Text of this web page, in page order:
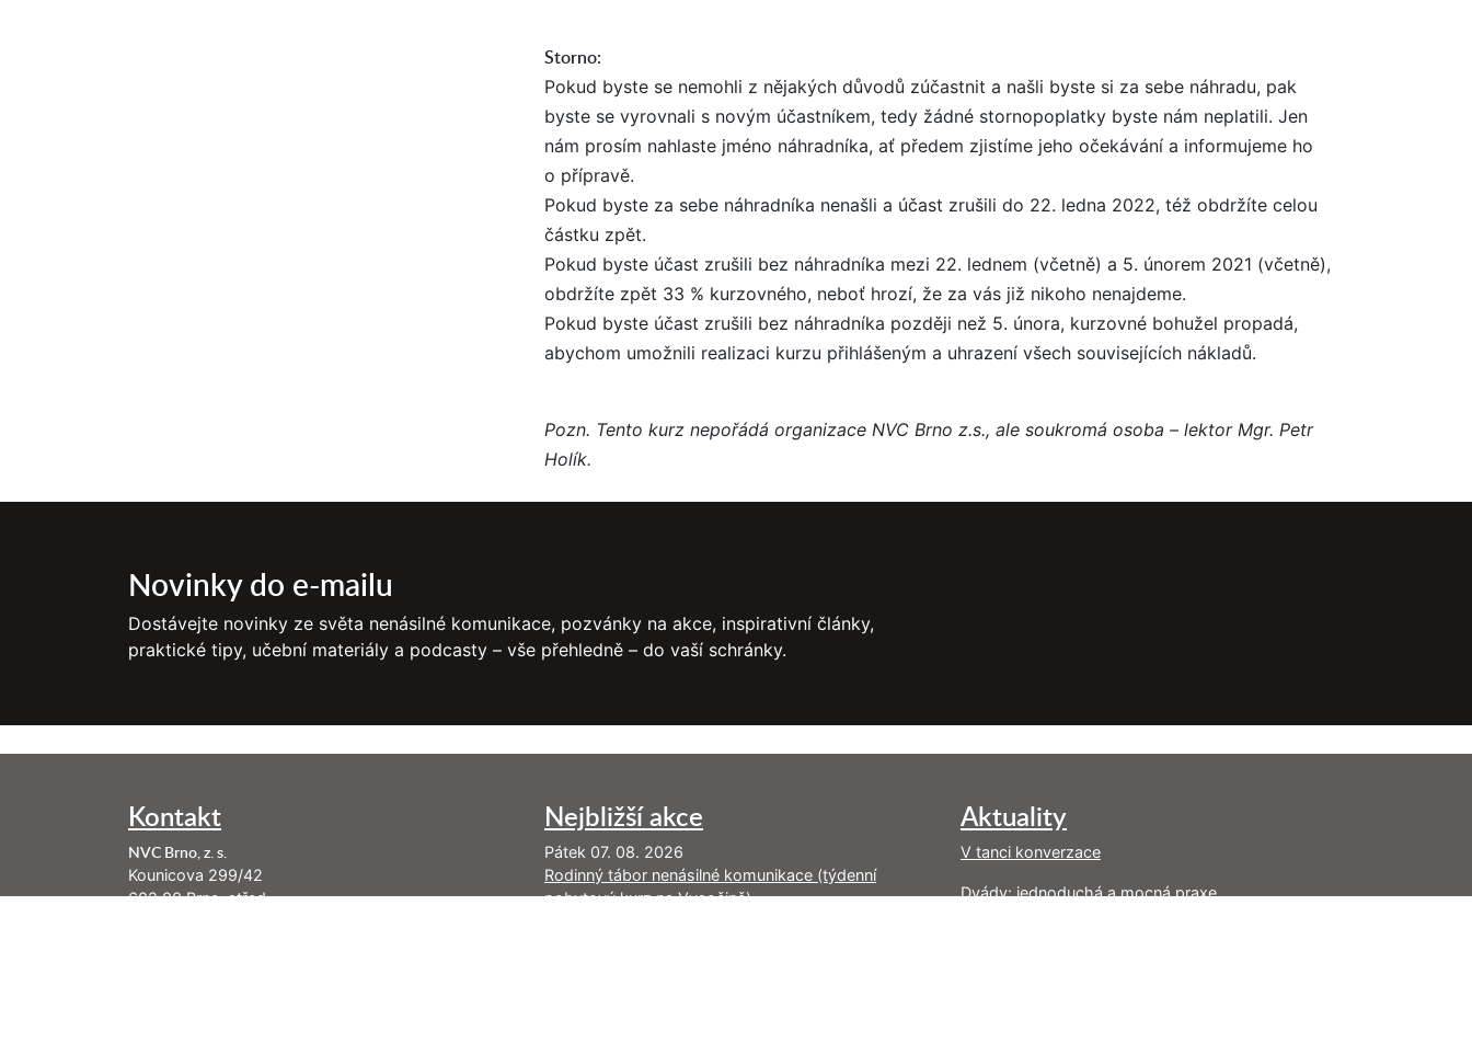
Storno:
Pokud byste se nemohli z nějakých důvodů zúčastnit a našli byste si za sebe náhradu, pak
byste se vyrovnali s novým účastníkem, tedy žádné stornopoplatky byste nám neplatili. Jen
nám prosím nahlaste jméno náhradníka, ať předem zjistíme jeho očekávání a informujeme ho
o přípravě.
Pokud byste za sebe náhradníka nenašli a účast zrušili do 22. ledna 2022, též obdržíte celou
částku zpět.
Pokud byste účast zrušili bez náhradníka mezi 22. lednem (včetně) a 5. únorem 2021 (včetně),
obdržíte zpět 33 % kurzovného, neboť hrozí, že za vás již nikoho nenajdeme.
Pokud byste účast zrušili bez náhradníka později než 5. února, kurzovné bohužel propadá,
abychom umožnili realizaci kurzu přihlášeným a uhrazení všech souvisejících nákladů.
Pozn. Tento kurz nepořádá organizace NVC Brno z.s., ale soukromá osoba – lektor Mgr. Petr
Holík.
Novinky do e-mailu
Dostávejte novinky ze světa nenásilné komunikace, pozvánky na akce, inspirativní články,
praktické tipy, učební materiály a podcasty – vše přehledně – do vaší schránky.
Kontakt
NVC Brno, z. s.
Kounicova 299/42
602 00 Brno-střed
Nejbližší akce
Pátek 07. 08. 2026
Rodinný tábor nenásilné komunikace (týdenní
pobytový kurz na Vysočině)
Aktuality
V tanci konverzace
Dyády: jednoduchá a mocná praxe